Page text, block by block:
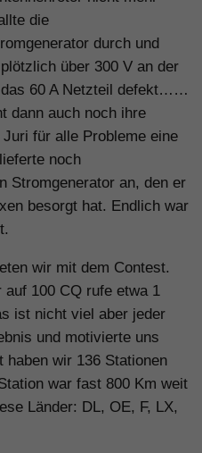
die
durch und
über 300 V an der
60 A Netzteil defekt……
dann auch noch ihre
für alle Probleme eine
noch
Stromgenerator an, den er
besorgt hat. Endlich war
wir mit dem Contest.
100 CQ rufe etwa 1
ist nicht viel aber jeder
und motivierte uns
wir 136 Stationen
war fast 800 Km weit
Länder: DL, OE, F, LX,